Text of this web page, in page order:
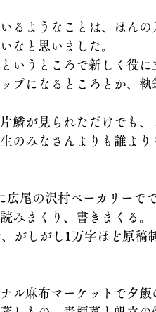
るようなことは、ほん
なと思いました。
いうところで新しく役
プになるところとか、
鱗が見られただけでも
のみなさんよりも誰よ
広尾の沢村ベーカリーで
みまくり、書きまくる。
がしがし1万字ほど原稿
ル麻布マーケットで夕